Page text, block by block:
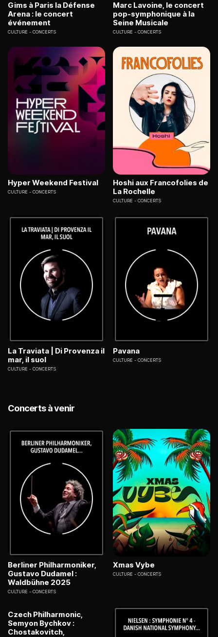
Gims à Paris la Défense
Arena : le concert
événement
CULTURE CONCERTS
Marc Lavoine, le concert
pop-symphonique à la
Seine Musicale
CULTURE CONCERTS
Hyper Weekend Festival
CULTURE CONCERTS
Hoshi aux Francofolies de
La Rochelle
CULTURE CONCERTS
La Traviata | Di Provenza il
mar, il suol
CULTURE CONCERTS
Pavana
CULTURE CONCERTS
Concerts à venir
Berliner Philharmoniker,
Gustavo Dudamel :
Waldbühne 2025
CULTURE CONCERTS
Xmas Vybe
CULTURE CONCERTS
Czech Philharmonic,
Semyon Bychkov :
Chostakovitch,